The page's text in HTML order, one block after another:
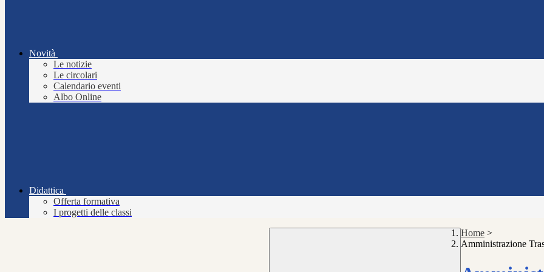
Novità
Le notizie
Le circolari
Calendario eventi
Albo Online
Didattica
Offerta formativa
I progetti delle classi
Home >
Amministrazione